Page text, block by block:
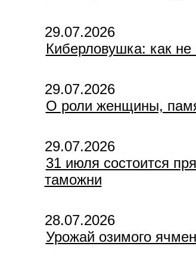
29.07.2026
Киберловушка: как
29.07.2026
О роли женщины,
29.07.2026
31 июля состоится
таможни
28.07.2026
Урожай озимого